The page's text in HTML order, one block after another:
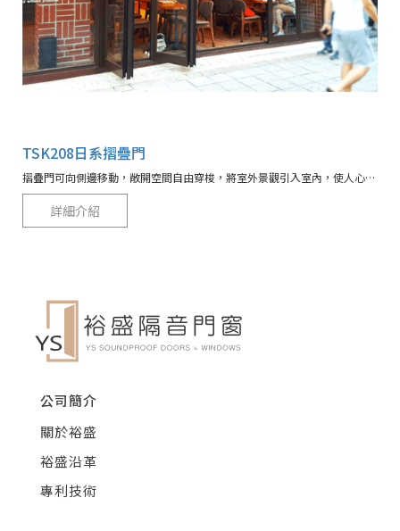
TSK208日系摺疊門
摺疊門可向側邊移動，敞開空間自由穿梭，將室外景觀引入室內，使人心曠神怡的全新感受。
詳細介紹
公司簡介
關於裕盛
裕盛沿革
專利技術